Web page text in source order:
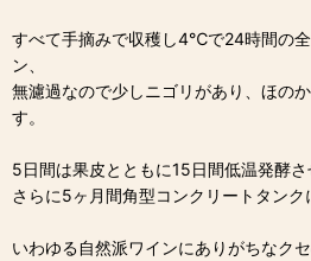
すべて手摘みで収穫し4℃で24時間の
ン、
無濾過なので少しニゴリがあり、ほの
す。
5日間は果皮とともに15日間低温発酵さ
さらに5ヶ月間角型コンクリートタンク
いわゆる自然派ワインにありがちなク